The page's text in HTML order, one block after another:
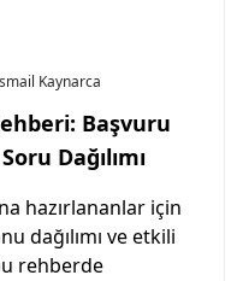
Kaynarca
Başvuru
Dağılımı
hazırlananlar için
dağılımı ve etkili
rehberde